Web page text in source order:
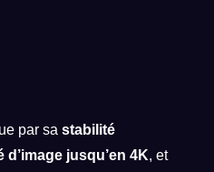
par sa stabilité
d’image jusqu’en 4K, et